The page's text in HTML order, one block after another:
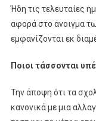
Ήδη τις τελευταίες
αφορά στο άνοιγμα
εμφανίζονται εκ
Ποιοι τάσσονται
Την άποψη ότι τα
κανονικά με μια